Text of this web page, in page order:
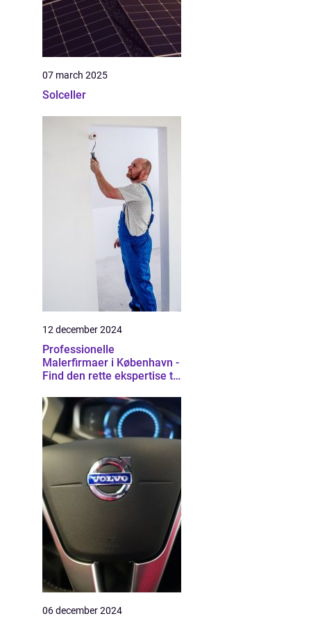
07 march 2025
Solceller
12 december 2024
Professionelle
Malerfirmaer i København -
Find den rette ekspertise til
06 december 2024